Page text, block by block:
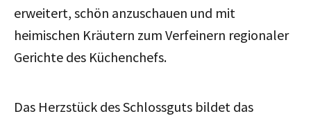
erweitert, schön anzuschauen und mit
heimischen Kräutern zum Verfeinern regionaler
Gerichte des Küchenchefs.
Das Herzstück des Schlossguts bildet das